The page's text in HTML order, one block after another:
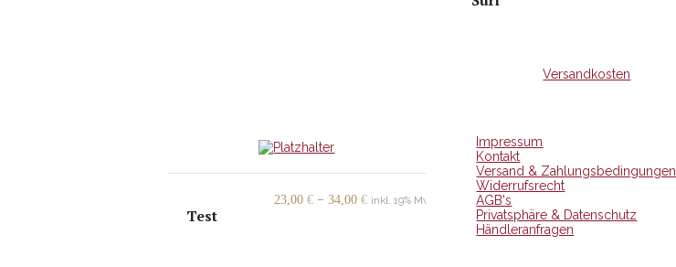
+Versandkosten
Test
23,00€ –34,00€ inkl. 19% MwSt.
Impressum
Kontakt
Versand & Zahlungsbedingungen
Widerrufsrecht
AGB's
Privatsphäre & Datenschutz
Händleranfragen